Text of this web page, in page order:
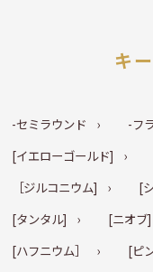
キ
-セミラウンド -フ
[イエローゴールド]
［ジルコニウム]
[
[タンタル]
[ニオブ]
[ハフニウム］
[ピ